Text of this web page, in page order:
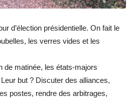
d’élection présidentielle. On fait le
les verres vides et les
de matinée, les états-majors
but ? Discuter des alliances,
postes, rendre des arbitrages,